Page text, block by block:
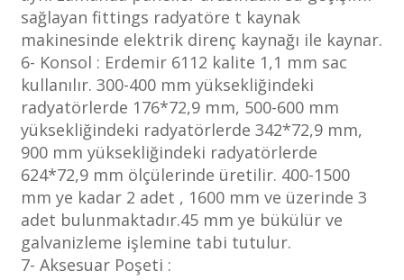
sağlayan fittings radyatöre t kaynak
makinesinde elektrik direnç kaynağı ile kaynar.
6- Konsol : Erdemir 6112 kalite 1,1 mm sac
kullanılır. 300-400 mm yüksekliğindeki
radyatörlerde 176*72,9 mm, 500-600 mm
yüksekliğindeki radyatörlerde 342*72,9 mm,
900 mm yüksekliğindeki radyatörlerde
624*72,9 mm ölçülerinde üretilir. 400-1500
mm ye kadar 2 adet , 1600 mm ve üzerinde 3
adet bulunmaktadır.45 mm ye bükülür ve
galvanizleme işlemine tabi tutulur.
7- Aksesuar Poşeti :